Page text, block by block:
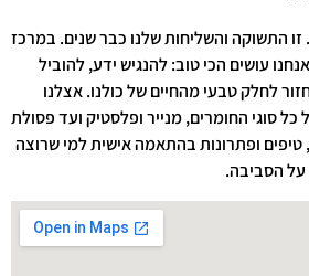
זו התשוקה והשליחות שלנו כבר שנים. במרכז
עושים הכי טוב: להנגיש ידע, להוביל
לחלק טבעי מהחיים של כולנו. אצלנו
סוגי החומרים, מנייר ופלסטיק ועד פסולת
טיפים ופתרונות בהתאמה אישית למי שרוצה
הסביבה.